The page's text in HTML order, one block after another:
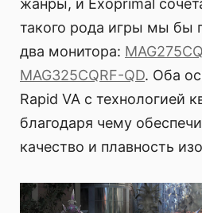
такого рода игры мы бы
два монитора:
MAG325CQRF-QD. Оба
Rapid VA с технологией
благодаря чему
качество и плавность